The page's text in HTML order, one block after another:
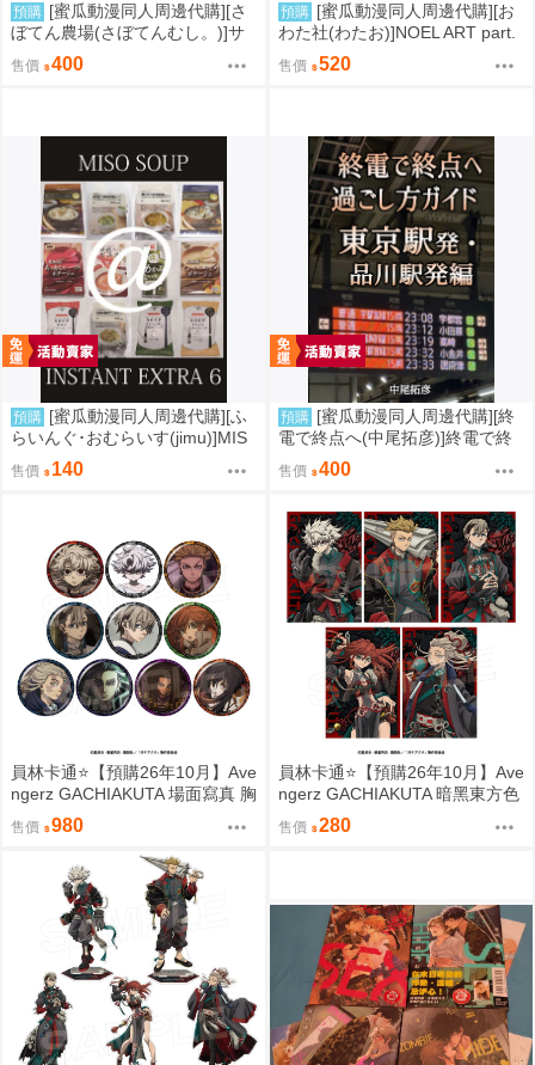
預購 [蜜瓜動漫同人周邊代購][さ
ぼてん農場(さぼてんむし。)]サ
マーバケーションステークス!5R
(賽馬娘)(同人誌)
售價 400
預購 [蜜瓜動漫同人周邊代購][お
わた社(わたお)]NOEL ART part.
8(Hololive)(同人誌)
售價 520
預購 [蜜瓜動漫同人周邊代購][ふ
らいんぐ･おむらいす(jimu)]MIS
O SOUP@INSTANT EXTRA 6
(同人誌)
售價 140
預購 [蜜瓜動漫同人周邊代購][終
電で終点へ(中尾拓彦)]終電で終
点へ過ごし方ガイド東京発・品
川発編(同人誌)
售價 400
員林卡通⭐️【預購26年10月】Ave
ngerz GACHIAKUTA 場面寫真 胸
章 徽章收藏集 中盒 0814
售價 980
員林卡通⭐️【預購26年10月】Ave
ngerz GACHIAKUTA 暗黑東方色
彩 明信片5入套組 0814
售價 280